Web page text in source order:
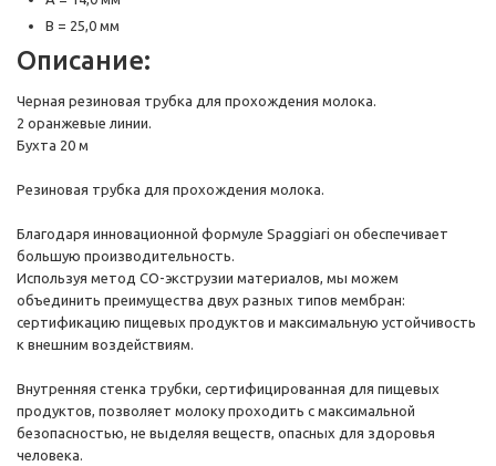
B = 25,0 мм
Описание:
Черная резиновая трубка для прохождения молока.
2 оранжевые линии.
Бухта 20 м
Резиновая трубка для прохождения молока.
Благодаря инновационной формуле Spaggiari он обеспечивает
большую производительность.
Используя метод CO-экструзии материалов, мы можем
объединить преимущества двух разных типов мембран:
сертификацию пищевых продуктов и максимальную устойчивость
к внешним воздействиям.
Внутренняя стенка трубки, сертифицированная для пищевых
продуктов, позволяет молоку проходить с максимальной
безопасностью, не выделяя веществ, опасных для здоровья
человека.